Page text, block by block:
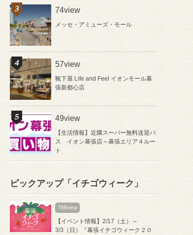
74view
メッセ・アミューズ・モール
57view
靴下屋 Life and Feel イオンモール幕
張新都心店
49view
【生活情報】近隣スーパー無料送迎バ
ス イオン幕張店～幕張エリア４ルー
ト
ピックアップ「イチゴウィーク」
788view
【イベント情報】2/17（土）～
3/3（日）『幕張イチゴウィーク２０